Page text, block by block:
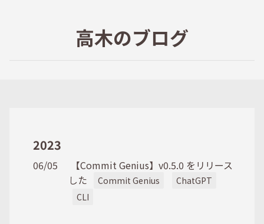
高木のブログ
2023
06/05
【Commit Genius】v0.5.0 をリリース
した
Commit Genius
ChatGPT
CLI